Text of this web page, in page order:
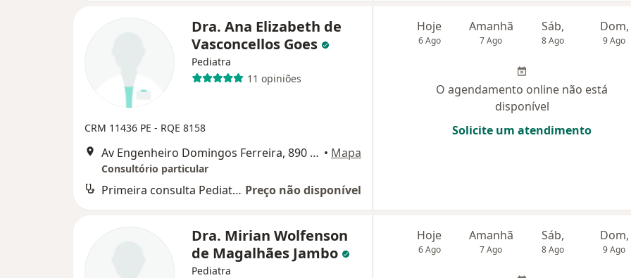
Dra. Ana Elizabeth de
Vasconcellos Goes
Pediatra
11 opiniões
CRM 11436 PE - RQE 8158
Av Engenheiro Domingos Ferreira, 890 - Salas 102 e 104, Recife • Mapa
Consultório particular
Primeira consulta Pediatria Preço não disponível
Hoje
6 Ago
Amanhã
7 Ago
Sáb,
8 Ago
Dom,
9 Ago
O agendamento online não está
disponível
Solicite um atendimento
Dra. Mirian Wolfenson
de Magalhães Jambo
Pediatra
Hoje
6 Ago
Amanhã
7 Ago
Sáb,
8 Ago
Dom,
9 Ago